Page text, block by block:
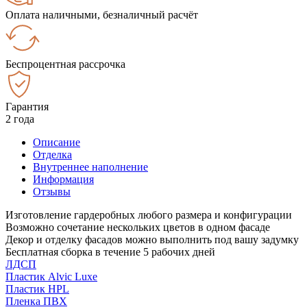
Оплата наличными, безналичный расчёт
Беспроцентная рассрочка
Гарантия
2 года
Описание
Отделка
Внутреннее наполнение
Информация
Отзывы
Изготовление гардеробных любого размера и конфигурации
Возможно сочетание нескольких цветов в одном фасаде
Декор и отделку фасадов можно выполнить под вашу задумку
Бесплатная сборка в течение 5 рабочих дней
ЛДСП
Пластик Alvic Luxe
Пластик HPL
Пленка ПВХ